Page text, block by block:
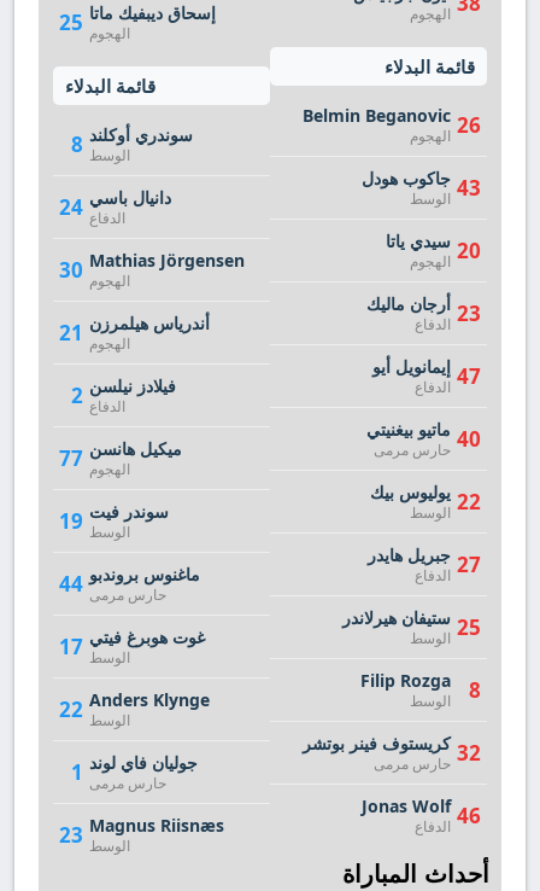
25 إسحاق ديبفيك ماتا
الهجوم
قائمة البدلاء
8 سوندري أوكلند
الوسط
24 دانيال باسي
الدفاع
30 Mathias Jörgensen
الهجوم
21 أندرياس هيلمرزن
الهجوم
2 فيلادز نيلسن
الدفاع
77 ميكيل هانسن
الهجوم
19 سوندر فيت
الوسط
44 ماغنوس بروندبو
حارس مرمى
17 غوت هوبرغ فيتي
الوسط
22 Anders Klynge
الوسط
1 جوليان فاي لوند
حارس مرمى
23 Magnus Riisnæs
الوسط
الهجوم
قائمة البدلاء
26
Belmin Beganovic
الهجوم
43 جاكوب هودل
الوسط
20 سيدي ياتا
الهجوم
23 أرجان ماليك
الدفاع
47 إيمانويل أيو
الدفاع
40 ماتيو بيغنيتي
حارس مرمى
22 يوليوس بيك
الوسط
27 جبريل هايدر
الدفاع
25 ستيفان هيرلاندر
الوسط
8
Filip Rozga
الوسط
32 كريستوف فينر بوتشر
حارس مرمى
46
Jonas Wolf
الدفاع
أحداث المباراة